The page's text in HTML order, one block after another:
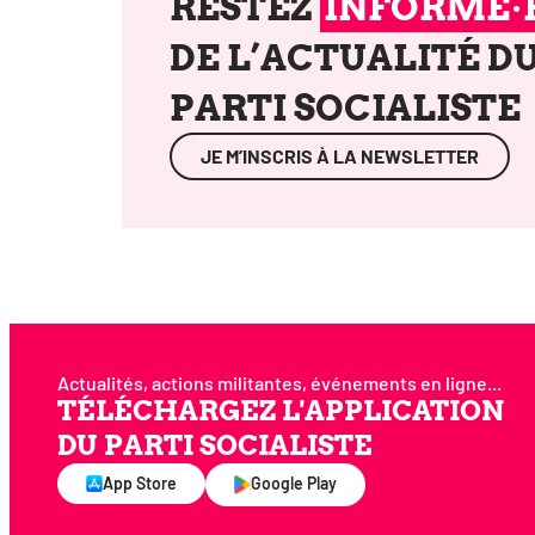
DE L’ACTUALITÉ
PARTI SOCIALISTE
JE M’INS­CRIS À LA NEWSLETTER
Actualités, actions militantes, événements en ligne...
TÉLÉCHARGEZ L'APPLICATION
DU PARTI SOCIALISTE
App Store Google Play